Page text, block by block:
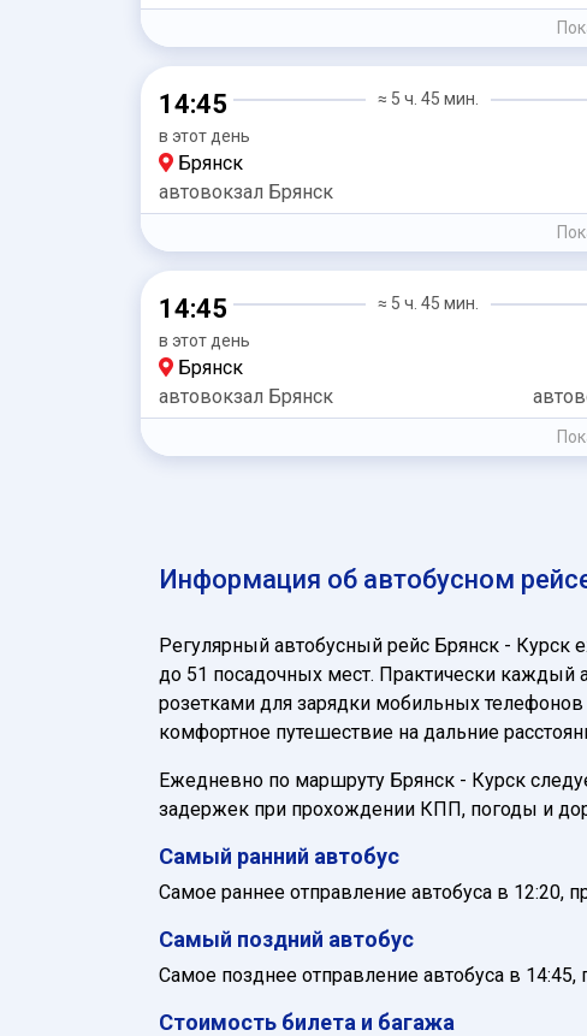
14:45
в этот день
≈ 5 ч. 45 мин.
Брянск
автовокзал Брянск
14:45
в этот день
≈ 5 ч. 45 мин.
Брянск
автовокзал Брянск
Информация об автобусном
Регулярный автобусный рейс Брянск - Курск
до 51 посадочных мест. Практически каждый
розетками для зарядки мобильных
комфортное путешествие на дальние
Ежедневно по маршруту Брянск - Курск
задержек при прохождении КПП, погоды и
Самый ранний автобус
Самое раннее отправление автобуса в 12:20,
Самый поздний автобус
Самое позднее отправление автобуса в 14:45,
Стоимость билета и багажа